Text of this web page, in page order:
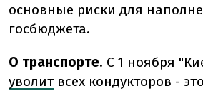
основные риски для
госбюджета.
О транспорте. С 1 ноября
уволитвсех кондукторов -